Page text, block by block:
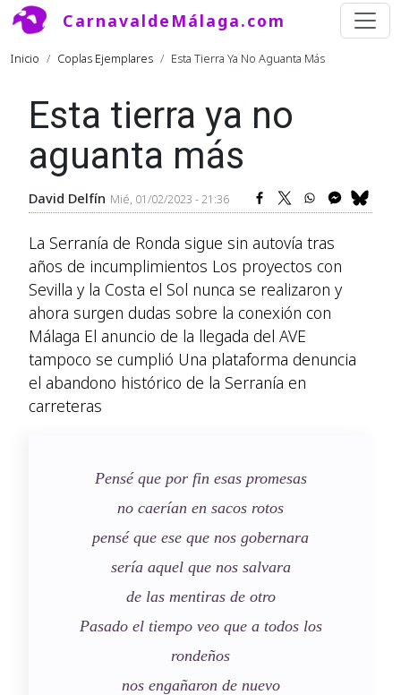
Pasar al contenido principal
CarnavaldeMálaga.com
Inicio Coplas Ejemplares Esta Tierra Ya No Aguanta Más
Esta tierra ya no
aguanta más
David Delfín Mié, 01/02/2023 - 21:36
La Serranía de Ronda sigue sin autovía tras
años de incumplimientos Los proyectos con
Sevilla y la Costa el Sol nunca se realizaron y
ahora surgen dudas sobre la conexión con
Málaga El anuncio de la llegada del AVE
tampoco se cumplió Una plataforma denuncia
el abandono histórico de la Serranía en
carreteras
Pensé que por fin esas promesas
no caerían en sacos rotos
pensé que ese que nos gobernara
sería aquel que nos salvara
de las mentiras de otro
Pasado el tiempo veo que a todos los
rondeños
nos engañaron de nuevo